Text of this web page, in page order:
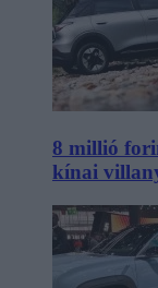
8 millió
kínai